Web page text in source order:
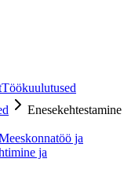
Töökuulutused
Enesekehtestamine
ja
ja